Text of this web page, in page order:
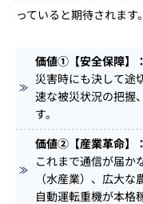
っていると期待されます。
価値①【安全保障】
災害時にも決して途
速な被災状況の把握
す。
価値②【産業革命】
これまで通信が届か
（水産業）、広大な
自動運転重機が本格